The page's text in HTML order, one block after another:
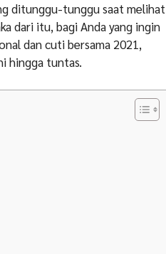
ditunggu-tunggu saat melihat
dari itu, bagi Anda yang ingin
dan cuti bersama 2021,
hingga tuntas.